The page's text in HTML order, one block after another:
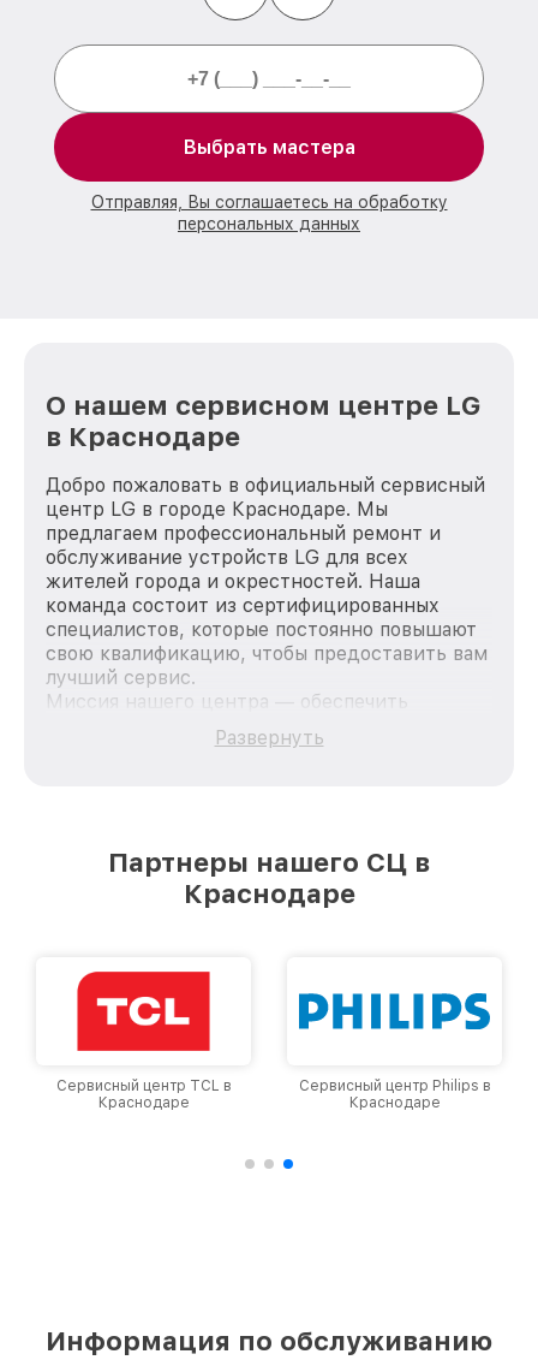
Выбрать мастера
Отправляя, Вы соглашаетесь на обработку
персональных данных
О нашем сервисном центре LG
в Краснодаре
Добро пожаловать в официальный сервисный
центр LG в городе Краснодаре. Мы
предлагаем профессиональный ремонт и
обслуживание устройств LG для всех
жителей города и окрестностей. Наша
команда состоит из сертифицированных
специалистов, которые постоянно повышают
свою квалификацию, чтобы предоставить вам
лучший сервис.
Миссия нашего центра — обеспечить
качественный и доступный ремонт для
каждого пользователя продукции LG, вне
лучшим сервисным центром LG в городе
Краснодаре, постоянно повышая уровень
Развернуть
Партнеры нашего СЦ в
Краснодаре
Сервисный центр TCL в
Краснодаре
Сервисный центр Philips в
Краснодаре
Информация по обслуживанию